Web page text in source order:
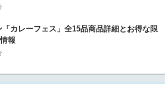
「カレーフェス」全15品商品詳細とお得な限
報